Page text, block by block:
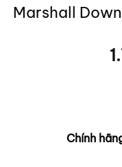
Marshall
Chính